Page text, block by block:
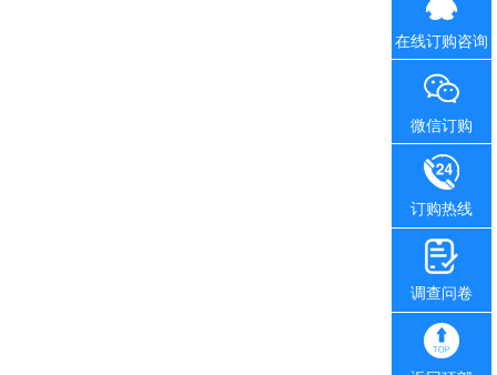
在线订购咨询
微信订购
订购热线
调查问卷